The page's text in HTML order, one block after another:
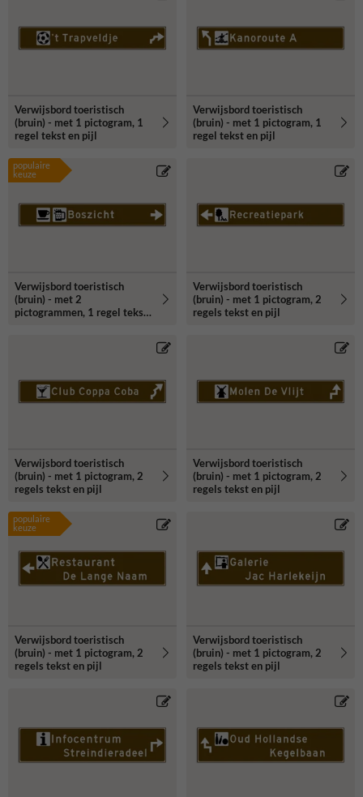
Verwijsbord toeristisch
(bruin) - met 1 pictogram, 1
regel tekst en pijl
Verwijsbord toeristisch
(bruin) - met 1 pictogram, 1
regel tekst en pijl
populaire
keuze
Verwijsbord toeristisch
(bruin) - met 2
pictogrammen, 1 regel tekst
Verwijsbord toeristisch
(bruin) - met 1 pictogram, 2
regels tekst en pijl
Verwijsbord toeristisch
(bruin) - met 1 pictogram, 2
regels tekst en pijl
Verwijsbord toeristisch
(bruin) - met 1 pictogram, 2
regels tekst en pijl
populaire
keuze
Verwijsbord toeristisch
(bruin) - met 1 pictogram, 2
regels tekst en pijl
Verwijsbord toeristisch
(bruin) - met 1 pictogram, 2
regels tekst en pijl